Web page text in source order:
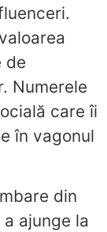
de
Numerele
care îi
în vagonul
din
ajunge la